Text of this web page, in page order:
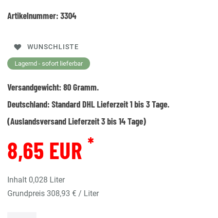
Artikelnummer: 3304
WUNSCHLISTE
Lagernd - sofort lieferbar
Versandgewicht: 80Gramm.
Deutschland: Standard DHL Lieferzeit 1 bis 3 Tage.
(Auslandsversand Lieferzeit 3 bis 14 Tage)
8,65 EUR *
Inhalt 0,028 Liter
Grundpreis 308,93 € / Liter